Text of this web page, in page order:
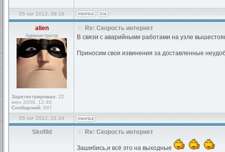
05 окт 2012, 08:18
alien
Администратор
Зарегистрирован: 22
июн 2009, 12:40
Сообщений: 697
Re: Скорость интернет
В связи с аварийными работами на узле
Приносим свои извинения за доставленные
05 окт 2012, 21:14
Skofild Re: Скорость интернет
Зашибись,и всё это на выходные